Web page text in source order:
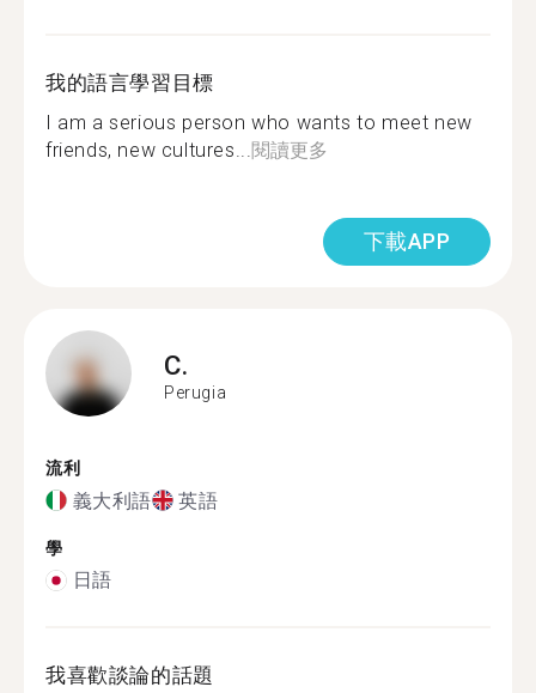
我的語言學習目標
I am a serious person who wants to meet new
friends, new cultures...閱讀更多
下載APP
C.
Perugia
流利
義大利語 英語
學
日語
我喜歡談論的話題